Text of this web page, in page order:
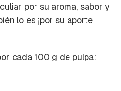
por su aroma, sabor y
lo es ¡por su aporte
cada 100 g de pulpa: